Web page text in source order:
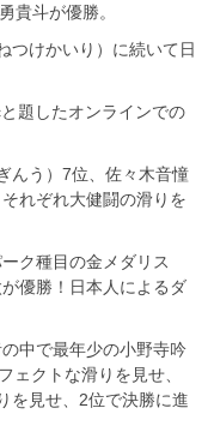
貴斗が優勝。
つけかいり）に続いて日
題したオンラインでの
んう）7位、佐々木音憧
れぞれ大健闘の滑りを
ク種目の金メダリス
優勝！日本人によるダ
中で最年少の小野寺吟
ェクトな滑りを見せ、
を見せ、2位で決勝に進